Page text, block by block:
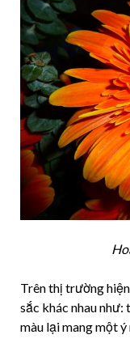
Trên thị trường
sắc khác nhau như:
màu lại mang một ý